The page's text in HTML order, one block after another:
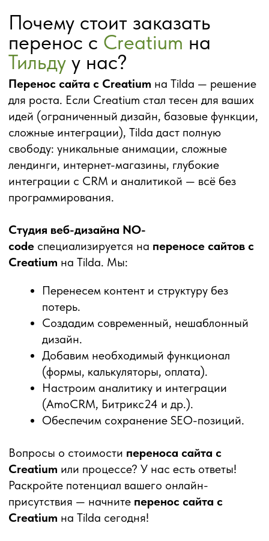
Григорий
NO-code
и получите бесплатную
консультацию
Нажимая на кнопку «Получить» вы соглашаетесь на
ПОЛУЧИТЬ КОНСУЛЬТАЦИЮ
Получить
консультацию
в WhatsApp
Получить
консультацию
в Telegram